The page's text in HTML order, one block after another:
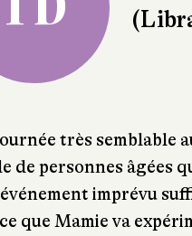
très semblable
de personnes âgées
imprévu
ce que Mamie va